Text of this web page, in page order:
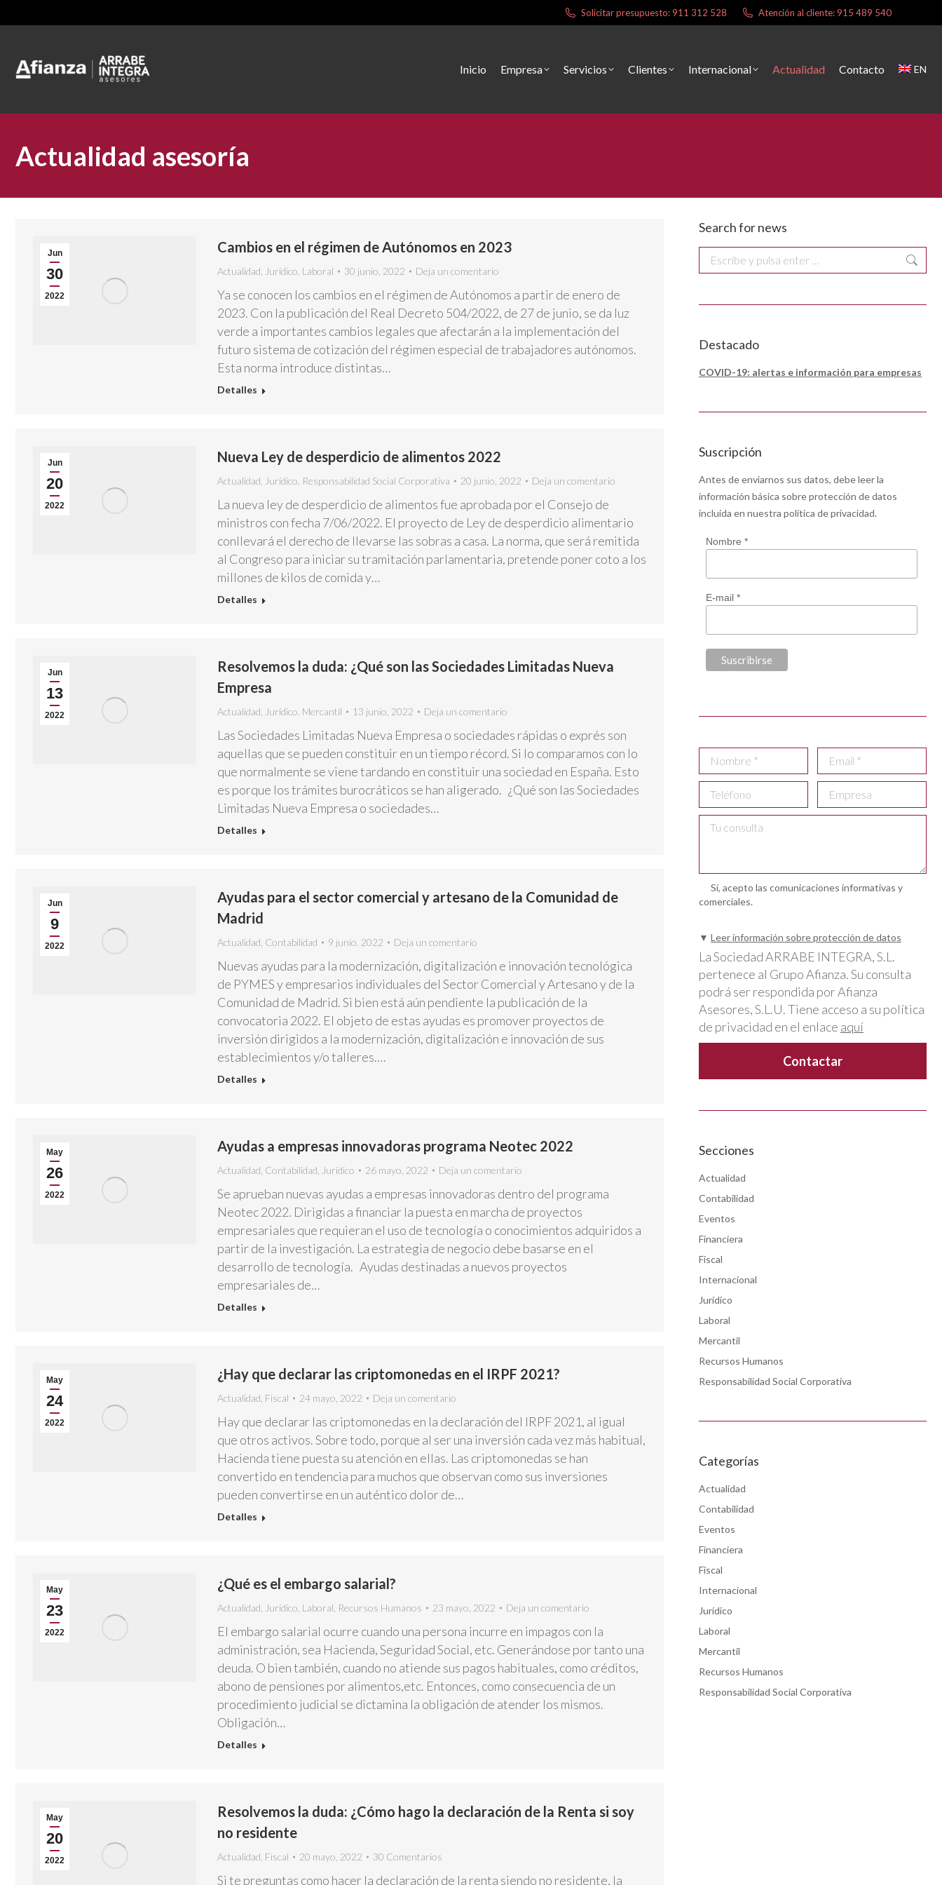
Solicitar presupuesto: 911 312 528 Atención al cliente: 915 489 540
Inicio Empresa Servicios Clientes Internacional Actualidad Contacto EN
Actualidad asesoría
Jun
30
2022
Cambios en el régimen de Autónomos en 2023
Actualidad Jurídico Laboral 30 junio, 2022 Deja un comentario
Ya se conocen los cambios en el régimen de Autónomos a partir de enero de
2023. Con la publicación del Real Decreto 504/2022, de 27 de junio, se da luz
verde a importantes cambios legales que afectarán a la implementación del
futuro sistema de cotización del régimen especial de trabajadores autónomos.
Esta norma introduce distintas…
Detalles
Jun
20
2022
Nueva Ley de desperdicio de alimentos 2022
Actualidad Jurídico Responsabilidad Social Corporativa 20 junio, 2022 Deja un comentario
La nueva ley de desperdicio de alimentos fue aprobada por el Consejo de
ministros con fecha 7/06/2022. El proyecto de Ley de desperdicio alimentario
conllevará el derecho de llevarse las sobras a casa. La norma, que será remitida
al Congreso para iniciar su tramitación parlamentaria, pretende poner coto a los
millones de kilos de comida y…
Detalles
Jun
13
2022
Resolvemos la duda: ¿Qué son las Sociedades Limitadas Nueva
Empresa
Actualidad Jurídico Mercantil 13 junio, 2022 Deja un comentario
Las Sociedades Limitadas Nueva Empresa o sociedades rápidas o exprés son
aquellas que se pueden constituir en un tiempo récord. Si lo comparamos con lo
que normalmente se viene tardando en constituir una sociedad en España. Esto
es porque los trámites burocráticos se han aligerado. ¿Qué son las Sociedades
Limitadas Nueva Empresa o sociedades…
Detalles
Jun
9
2022
Ayudas para el sector comercial y artesano de la Comunidad de
Madrid
Actualidad Contabilidad 9 junio, 2022 Deja un comentario
Nuevas ayudas para la modernización, digitalización e innovación tecnológica
de PYMES y empresarios individuales del Sector Comercial y Artesano y de la
Comunidad de Madrid. Si bien está aún pendiente la publicación de la
convocatoria 2022. El objeto de estas ayudas es promover proyectos de
inversión dirigidos a la modernización, digitalización e innovación de sus
establecimientos y/o talleres.…
Detalles
May
26
2022
Ayudas a empresas innovadoras programa Neotec 2022
Actualidad Contabilidad Jurídico 26 mayo, 2022 Deja un comentario
Se aprueban nuevas ayudas a empresas innovadoras dentro del programa
Neotec 2022. Dirigidas a financiar la puesta en marcha de proyectos
empresariales que requieran el uso de tecnología o conocimientos adquiridos a
partir de la investigación. La estrategia de negocio debe basarse en el
desarrollo de tecnología. Ayudas destinadas a nuevos proyectos
empresariales de…
Detalles
May
24
2022
¿Hay que declarar las criptomonedas en el IRPF 2021?
Actualidad Fiscal 24 mayo, 2022 Deja un comentario
Hay que declarar las criptomonedas en la declaración del IRPF 2021, al igual
que otros activos. Sobre todo, porque al ser una inversión cada vez más habitual,
Hacienda tiene puesta su atención en ellas. Las criptomonedas se han
convertido en tendencia para muchos que observan como sus inversiones
pueden convertirse en un auténtico dolor de…
Detalles
May
23
2022
¿Qué es el embargo salarial?
Actualidad Jurídico Laboral Recursos Humanos 23 mayo, 2022 Deja un comentario
El embargo salarial ocurre cuando una persona incurre en impagos con la
administración, sea Hacienda, Seguridad Social, etc. Generándose por tanto una
deuda. O bien también, cuando no atiende sus pagos habituales, como créditos,
abono de pensiones por alimentos,etc. Entonces, como consecuencia de un
procedimiento judicial se dictamina la obligación de atender los mismos.
Obligación…
Detalles
May
20
2022
Resolvemos la duda: ¿Cómo hago la declaración de la Renta si soy
no residente
Actualidad Fiscal 20 mayo, 2022 30 Comentarios
Si te preguntas como hacer la declaración de la renta siendo no residente, la
Search for news
Buscar:
Destacado
COVID-19: alertas e información para empresas
Suscripción
Antes de enviarnos sus datos, debe leer la
información básica sobre protección de datos
incluida en nuestra política de privacidad.
Nombre *
E-mail *
Sí, acepto las comunicaciones informativas y
comerciales.
▼ Leer información sobre protección de datos
La Sociedad ARRABE INTEGRA, S.L.
pertenece al Grupo Afianza. Su consulta
podrá ser respondida por Afianza
Asesores, S.L.U. Tiene acceso a su política
de privacidad en el enlace aquí
Secciones
Actualidad
Contabilidad
Eventos
Financiera
Fiscal
Internacional
Jurídico
Laboral
Mercantil
Recursos Humanos
Responsabilidad Social Corporativa
Categorías
Actualidad
Contabilidad
Eventos
Financiera
Fiscal
Internacional
Jurídico
Laboral
Mercantil
Recursos Humanos
Responsabilidad Social Corporativa